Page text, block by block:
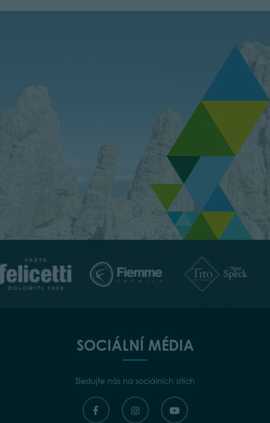
SOCIÁLNÍ MÉDIA
Sledujte nás na sociálních sítích